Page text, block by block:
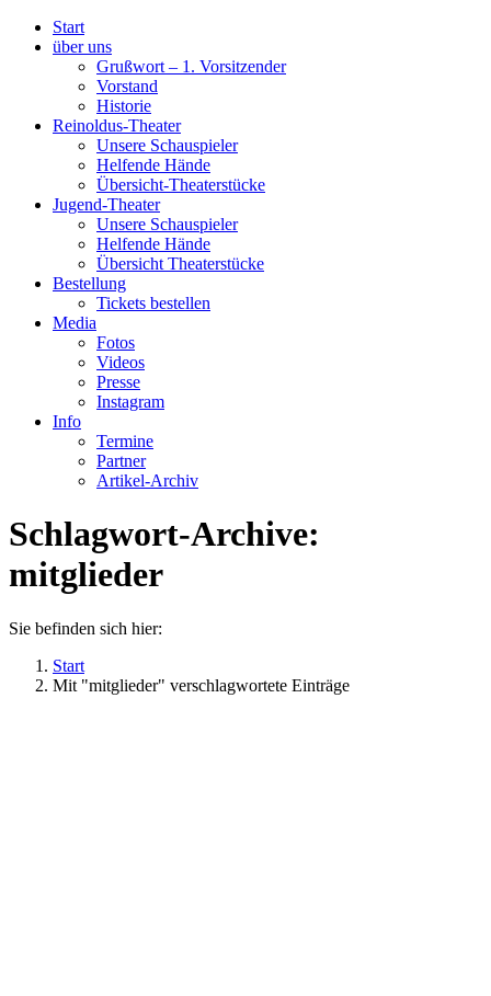
Start
über uns
Grußwort – 1. Vorsitzender
Vorstand
Historie
Reinoldus-Theater
Unsere Schauspieler
Helfende Hände
Übersicht-Theaterstücke
Jugend-Theater
Unsere Schauspieler
Helfende Hände
Übersicht Theaterstücke
Bestellung
Tickets bestellen
Media
Fotos
Videos
Presse
Instagram
Info
Termine
Partner
Artikel-Archiv
Schlagwort-Archive:
mitglieder
Sie befinden sich hier:
Start
Mit "mitglieder" verschlagwortete Einträge